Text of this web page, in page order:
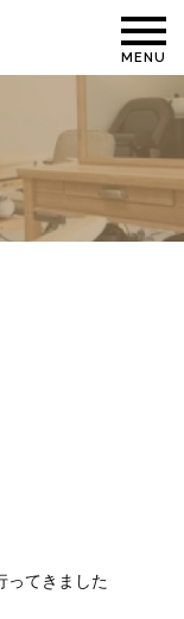
MENU
てきました